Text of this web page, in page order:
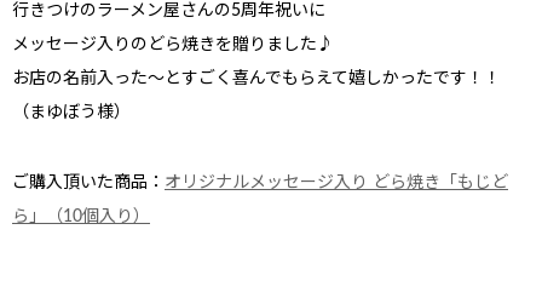
行きつけのラーメン屋さんの5周年祝い に
メッセージ入りのどら焼きを贈りました♪
お店の名前入った〜とすごく喜んでもらえて嬉しかったです！！
（まゆぼう様）
ご購入頂いた商品： オリジナルメッセージ入り どら焼き「もじど
ら」（10個入り）